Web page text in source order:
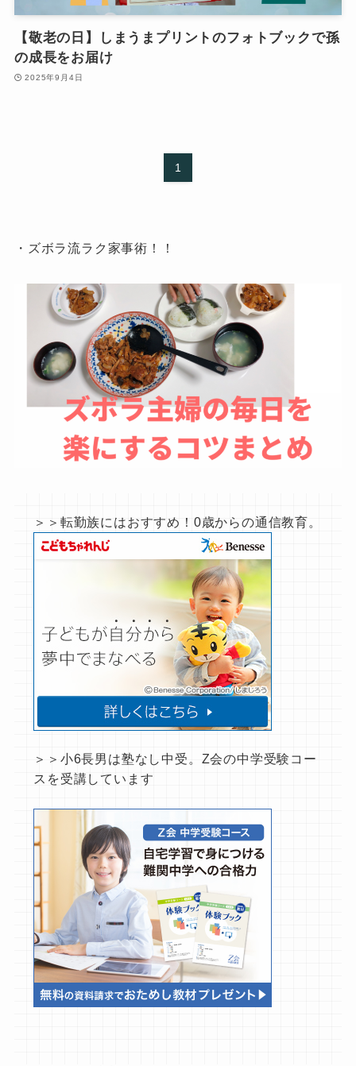
【敬老の日】しまうまプリントのフォトブックで孫
の成長をお届け
2025年9月4日
1
・ズボラ流ラク家事術！！
＞＞転勤族にはおすすめ！0歳からの通信教育。
＞＞小6長男は塾なし中受。Z会の中学受験コー
スを受講しています